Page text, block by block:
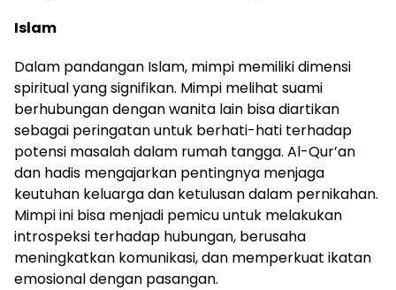
Islam
Dalam pandangan Islam, mimpi memiliki dimensi
spiritual yang signifikan. Mimpi melihat suami
berhubungan dengan wanita lain bisa diartikan
sebagai peringatan untuk berhati-hati terhadap
potensi masalah dalam rumah tangga. Al-Qur’an
dan hadis mengajarkan pentingnya menjaga
keutuhan keluarga dan ketulusan dalam pernikahan.
Mimpi ini bisa menjadi pemicu untuk melakukan
introspeksi terhadap hubungan, berusaha
meningkatkan komunikasi, dan memperkuat ikatan
emosional dengan pasangan.